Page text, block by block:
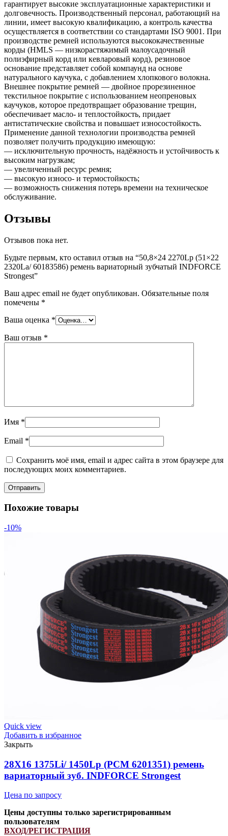
гарантирует высокие эксплуатационные характеристики и
долговечность. Производственный персонал, работающий на
линии, имеет высокую квалификацию, а контроль качества
осуществляется в соответствии со стандартами ISO 9001. При
производстве ремней используются высококачественные
корды (HMLS — низкорастяжимый малоусадочный
полиэфирный корд или кевларовый корд), резиновое
основание представляет собой компаунд на основе
натурального каучука, с добавлением хлопкового волокна.
Внешнее покрытие ремней — двойное прорезиненное
текстильное покрытие с использованием неопреновых
каучуков, которое предотвращает образование трещин,
обеспечивает масло- и теплостойкость, придает
антистатические свойства и повышает износостойкость.
Применение данной технологии производства ремней
позволяет получить продукцию имеющую:
— исключительную прочность, надёжность и устойчивость к
высоким нагрузкам;
— увеличенный ресурс ремня;
— высокую износо- и термостойкость;
— возможность снижения потерь времени на техническое
обслуживание.
Отзывы
Отзывов пока нет.
Будьте первым, кто оставил отзыв на “50,8×24 2270Lp (51×22
2320La/ 60183586) ремень вариаторный зубчатый INDFORCE
Strongest”
Ваш адрес email не будет опубликован. Обязательные поля
помечены *
Ваша оценка *
Ваш отзыв *
Имя *
Email *
Сохранить моё имя, email и адрес сайта в этом браузере для
последующих моих комментариев.
Похожие товары
-10%
Quick view
Добавить в избранное
Закрыть
28X16 1375Li/ 1450Lp (РСМ 6201351) ремень
вариаторный зуб. INDFORCE Strongest
Цена по запросу
Цены доступны только зарегистрированным
пользователям
ВХОД/РЕГИСТРАЦИЯ